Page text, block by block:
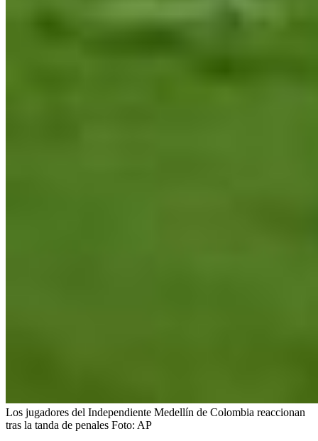
Los jugadores del Independiente Medellín de Colombia reaccionan
tras la tanda de penales Foto: AP